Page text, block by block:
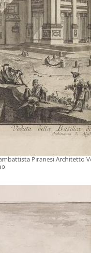
Piranesi Architetto